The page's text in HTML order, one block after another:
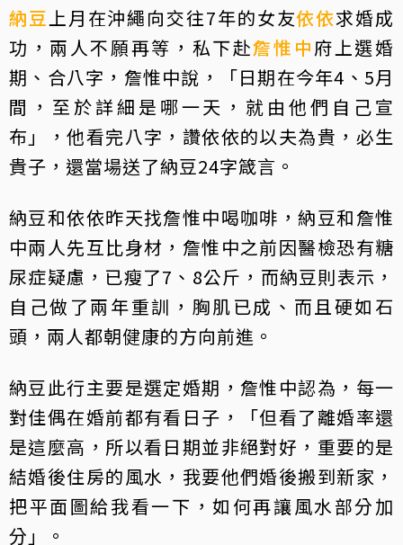
納豆上月在沖繩向交往7年的女友依依求婚成
功，兩人不願再等，私下赴詹惟中府上選婚
期、合八字，詹惟中說，「日期在今年4、5月
間，至於詳細是哪一天，就由他們自己宣
布」，他看完八字，讚依依的以夫為貴，必生
貴子，還當場送了納豆24字箴言。
納豆和依依昨天找詹惟中喝咖啡，納豆和詹惟
中兩人先互比身材，詹惟中之前因醫檢恐有糖
尿症疑慮，已瘦了7、8公斤，而納豆則表示，
自己做了兩年重訓，胸肌已成、而且硬如石
頭，兩人都朝健康的方向前進。
納豆此行主要是選定婚期，詹惟中認為，每一
對佳偶在婚前都有看日子，「但看了離婚率還
是這麼高，所以看日期並非絕對好，重要的是
結婚後住房的風水，我要他們婚後搬到新家，
把平面圖給我看一下，如何再讓風水部分加
分」。